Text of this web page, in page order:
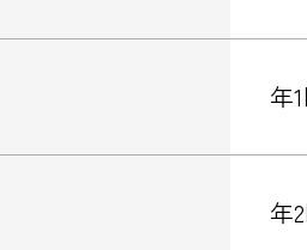
年
年